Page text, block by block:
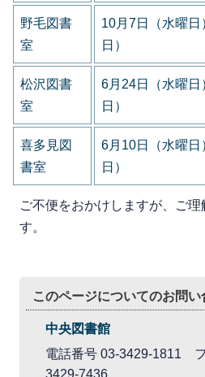
野毛図書
室
10月7日（水曜
日）
松沢図書
室
6月24日（水曜日
日）
喜多見図
書室
6月10日（水曜日
日）
ご不便をおかけしますが、ご理
す。
このページについてのお問い
中央図書館
電話番号 03-3429-1811